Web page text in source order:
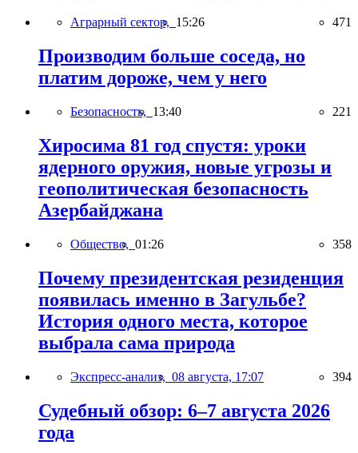
Аграрный сектор, 15:26 471
Производим больше соседа, но
платим дороже, чем у него
Безопасность, 13:40 221
Хиросима 81 год спустя: уроки
ядерного оружия, новые угрозы и
геополитическая безопасность
Азербайджана
Общество, 01:26 358
Почему президентская резиденция
появилась именно в Загульбе?
История одного места, которое
выбрала сама природа
Экспресс-анализ, 08 августа, 17:07 394
Судебный обзор: 6–7 августа 2026
года